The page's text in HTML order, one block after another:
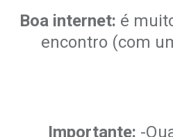
Boa internet: é
encontro (com
Importante: -